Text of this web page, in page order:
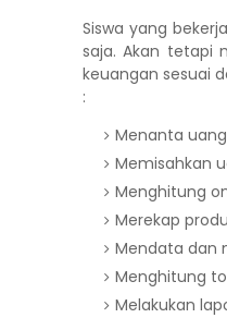
Siswa yang
saja. Akan tetapi
keuangan sesuai
:
Menanta uang
Memisahkan
Menghitung
Merekap
Mendata dan
Menghitung
Melakukan